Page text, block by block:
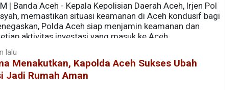
| Banda Aceh - Kepala Kepolisian Daerah Aceh, Irjen Pol
memastikan situasi keamanan di Aceh kondusif bagi
Polda Aceh siap menjamin keamanan dan
aktivitas investasi yang masuk ke Aceh.
lalu
Menakutkan, Kapolda Aceh Sukses Ubah
Jadi Rumah Aman